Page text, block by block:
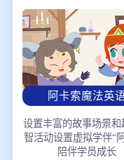
阿卡索魔法英
设置丰富的故事场景和
智活动设置虚拟学伴“
陪伴学员成长